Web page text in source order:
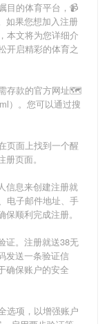
目的体育平台，📹
如果您想加入注册
本文将为您详细介
开启精彩的体育之
存款的官方网址🗺
）。您可以通过搜
页面上找到一个醒
页面。
信息来创建注册就
电子邮件地址、手
顺利完成注册。
。 注册就送38无
发送一条验证信
确保账户的安全
选项，以增强账户